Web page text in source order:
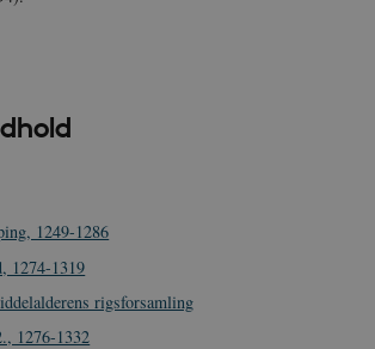
1249-1286
1274-1319
rigsforsamling
1276-1332
Oracle Corporation